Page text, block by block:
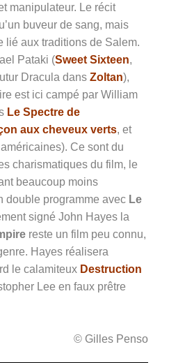
manipulateur. Le récit
buveur de sang, mais
lié aux traditions de Salem.
Pataki (Sweet Sixteen,
Dracula dans Zoltan),
est ici campé par William
Le Spectre de
aux cheveux verts, et
Ce sont du
charismatiques du film, le
beaucoup moins
double programme avec Le
signé John Hayes la
reste un film peu connu,
Hayes réalisera
le calamiteux Destruction
Lee en faux prêtre
© Gilles Penso